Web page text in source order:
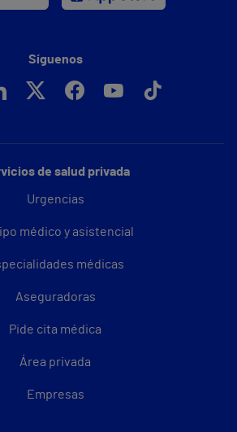
de salud privada
Urgencias
médico y asistencial
médicas
Aseguradoras
Pide cita médica
Área privada
Empresas
Síguenos